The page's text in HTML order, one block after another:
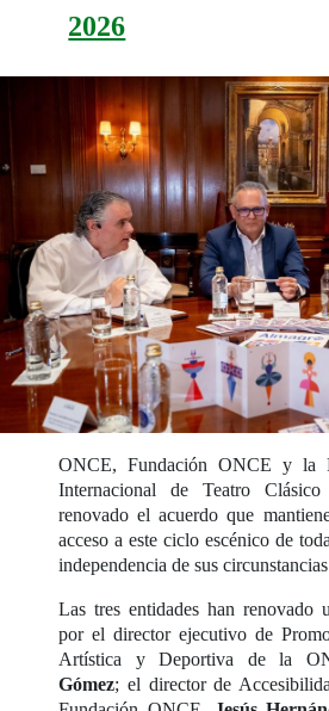
2026
ONCE, Fundación ONCE y la
Internacional de Teatro
renovado el acuerdo que
acceso a este ciclo escénico de
independencia de sus
Las tres entidades han renovado
por el director ejecutivo de
Artística y Deportiva de la
Gómez; el director de